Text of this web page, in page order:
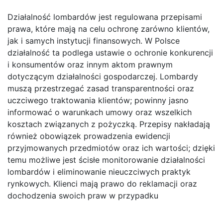
Działalność lombardów jest regulowana przepisami
prawa, które mają na celu ochronę zarówno klientów,
jak i samych instytucji finansowych. W Polsce
działalność ta podlega ustawie o ochronie konkurencji
i konsumentów oraz innym aktom prawnym
dotyczącym działalności gospodarczej. Lombardy
muszą przestrzegać zasad transparentności oraz
uczciwego traktowania klientów; powinny jasno
informować o warunkach umowy oraz wszelkich
kosztach związanych z pożyczką. Przepisy nakładają
również obowiązek prowadzenia ewidencji
przyjmowanych przedmiotów oraz ich wartości; dzięki
temu możliwe jest ścisłe monitorowanie działalności
lombardów i eliminowanie nieuczciwych praktyk
rynkowych. Klienci mają prawo do reklamacji oraz
dochodzenia swoich praw w przypadku